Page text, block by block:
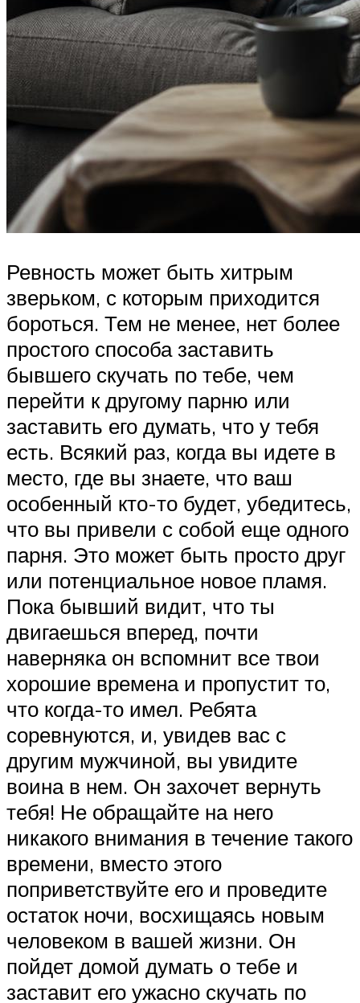
Ревность может быть хитрым
зверьком, с которым приходится
бороться. Тем не менее, нет более
простого способа заставить
бывшего скучать по тебе, чем
перейти к другому парню или
заставить его думать, что у тебя
есть. Всякий раз, когда вы идете в
место, где вы знаете, что ваш
особенный кто-то будет, убедитесь,
что вы привели с собой еще одного
парня. Это может быть просто друг
или потенциальное новое пламя.
Пока бывший видит, что ты
двигаешься вперед, почти
наверняка он вспомнит все твои
хорошие времена и пропустит то,
что когда-то имел. Ребята
соревнуются, и, увидев вас с
другим мужчиной, вы увидите
воина в нем. Он захочет вернуть
тебя! Не обращайте на него
никакого внимания в течение такого
времени, вместо этого
поприветствуйте его и проведите
остаток ночи, восхищаясь новым
человеком в вашей жизни. Он
пойдет домой думать о тебе и
заставит его ужасно скучать по